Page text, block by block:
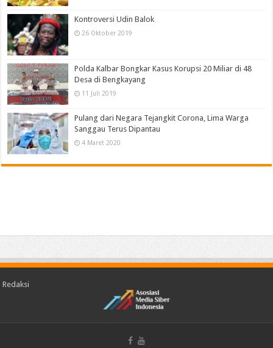
Kontroversi Udin Balok
26 Oktober 2019
Polda Kalbar Bongkar Kasus Korupsi 20 Miliar di 48
Desa di Bengkayang
11 Juli 2019
Pulang dari Negara Tejangkit Corona, Lima Warga
Sanggau Terus Dipantau
4 Maret 2020
Redaksi